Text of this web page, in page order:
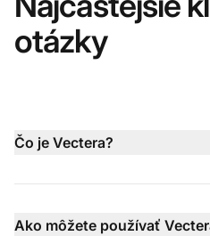
otázky
Čo je Vectera?
Ako môžete používať